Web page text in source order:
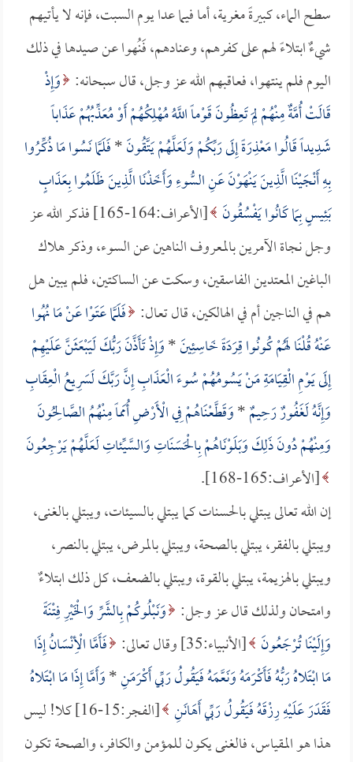
سطح الماء، كبيرةً مغرية، أما فيما عدا يوم السبت، فإنه لا يأتيهم
شيءٌ ابتلاءً لهم على كفرهم، وعنادهم، فَنُهوا عن صيدها في ذلك
اليوم فلم ينتهوا، فعاقبهم الله عز وجل، قال سبحانه: وَإِذْ
قَالَتْ أُمَّةٌ مِنْهُمْ لِمَ تَعِظُونَ قَوْماً اللَّهُ مُهْلِكُهُمْ أَوْ مُعَذِّبُهُمْ عَذَاباً
شَدِيداً قَالُوا مَعْذِرَةً إِلَى رَبِّكُمْ وَلَعَلَّهُمْ يَتَّقُونَ*فَلَمَّا نَسُوا مَا ذُكِّرُوا
بِهِ أَنْجَيْنَا الَّذِينَ يَنْهَوْنَ عَنِ السُّوءِ وَأَخَذْنَا الَّذِينَ ظَلَمُوا بِعَذَابٍ
بَئِيسٍ بِمَا كَانُوا يَفْسُقُونَ
[الأعراف:164-165] فذكر الله عز
وجل نجاة الآمرين بالمعروف الناهين عن السوء، وذكر هلاك
الباغين المعتدين الفاسقين، وسكت عن الساكتين، فلم يبين هل
هم في الناجين أم في الهالكين، قال تعال: فَلَمَّا عَتَوْا عَنْ مَا نُهُوا
عَنْهُ قُلْنَا لَهُمْ كُونُوا قِرَدَةً خَاسِئِينَ*وَإِذْ تَأَذَّنَ رَبُّكَ لَيَبْعَثَنَّ عَلَيْهِمْ
إِلَى يَوْمِ الْقِيَامَةِ مَنْ يَسُومُهُمْ سُوءَ الْعَذَابِ إِنَّ رَبَّكَ لَسَرِيعُ الْعِقَابِ
وَإِنَّهُ لَغَفُورٌ رَحِيمٌ*وَقَطَّعْنَاهُمْ فِي الْأَرْضِ أُمَماً مِنْهُمُ الصَّالِحُونَ
وَمِنْهُمْ دُونَ ذَلِكَ وَبَلَوْنَاهُمْ بِالْحَسَنَاتِ وَالسَّيِّئاتِ لَعَلَّهُمْ يَرْجِعُونَ
[الأعراف:165-168].
إن الله تعالى يبتلي بالحسنات كما يبتلي بالسيئات، ويبتلي بالغنى،
ويبتلي بالفقر، يبتلي بالصحة، ويبتلي بالمرض، يبتلي بالنصر،
ويبتلي بالهزيمة، يبتلي بالقوة، ويبتلي بالضعف، كل ذلك ابتلاءٌ
وامتحان ولذلك قال عز وجل: وَنَبْلُوكُمْ بِالشَّرِّ وَالْخَيْرِ فِتْنَةً
وَإِلَيْنَا تُرْجَعُونَ [الأنبياء:35] وقال تعالى:
فَأَمَّا الْأِنْسَانُ إِذَا
مَا ابْتَلاهُ رَبُّهُ فَأَكْرَمَهُ وَنَعَّمَهُ فَيَقُولُ رَبِّي أَكْرَمَنِ*وَأَمَّا إِذَا مَا ابْتَلاهُ
فَقَدَرَ عَلَيْهِ رِزْقَهُ فَيَقُولُ رَبِّي أَهَانَنِ
[الفجر:15-16] كلا! ليس
هذا هو المقياس، فالغنى يكون للمؤمن والكافر، والصحة تكون